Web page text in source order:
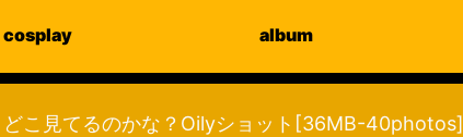
cosplay album
こ見てるのかな？Oilyショット[36MB-40photos]